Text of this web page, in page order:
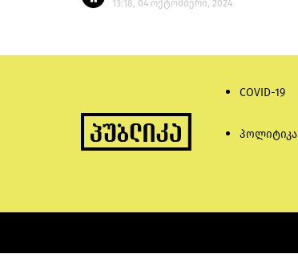
13:18, 04 ოქტომბერი, 2024
COVID-19
პოლიტიკა